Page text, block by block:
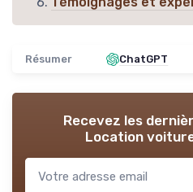
Résumer ChatGPT
Recevez les
Location